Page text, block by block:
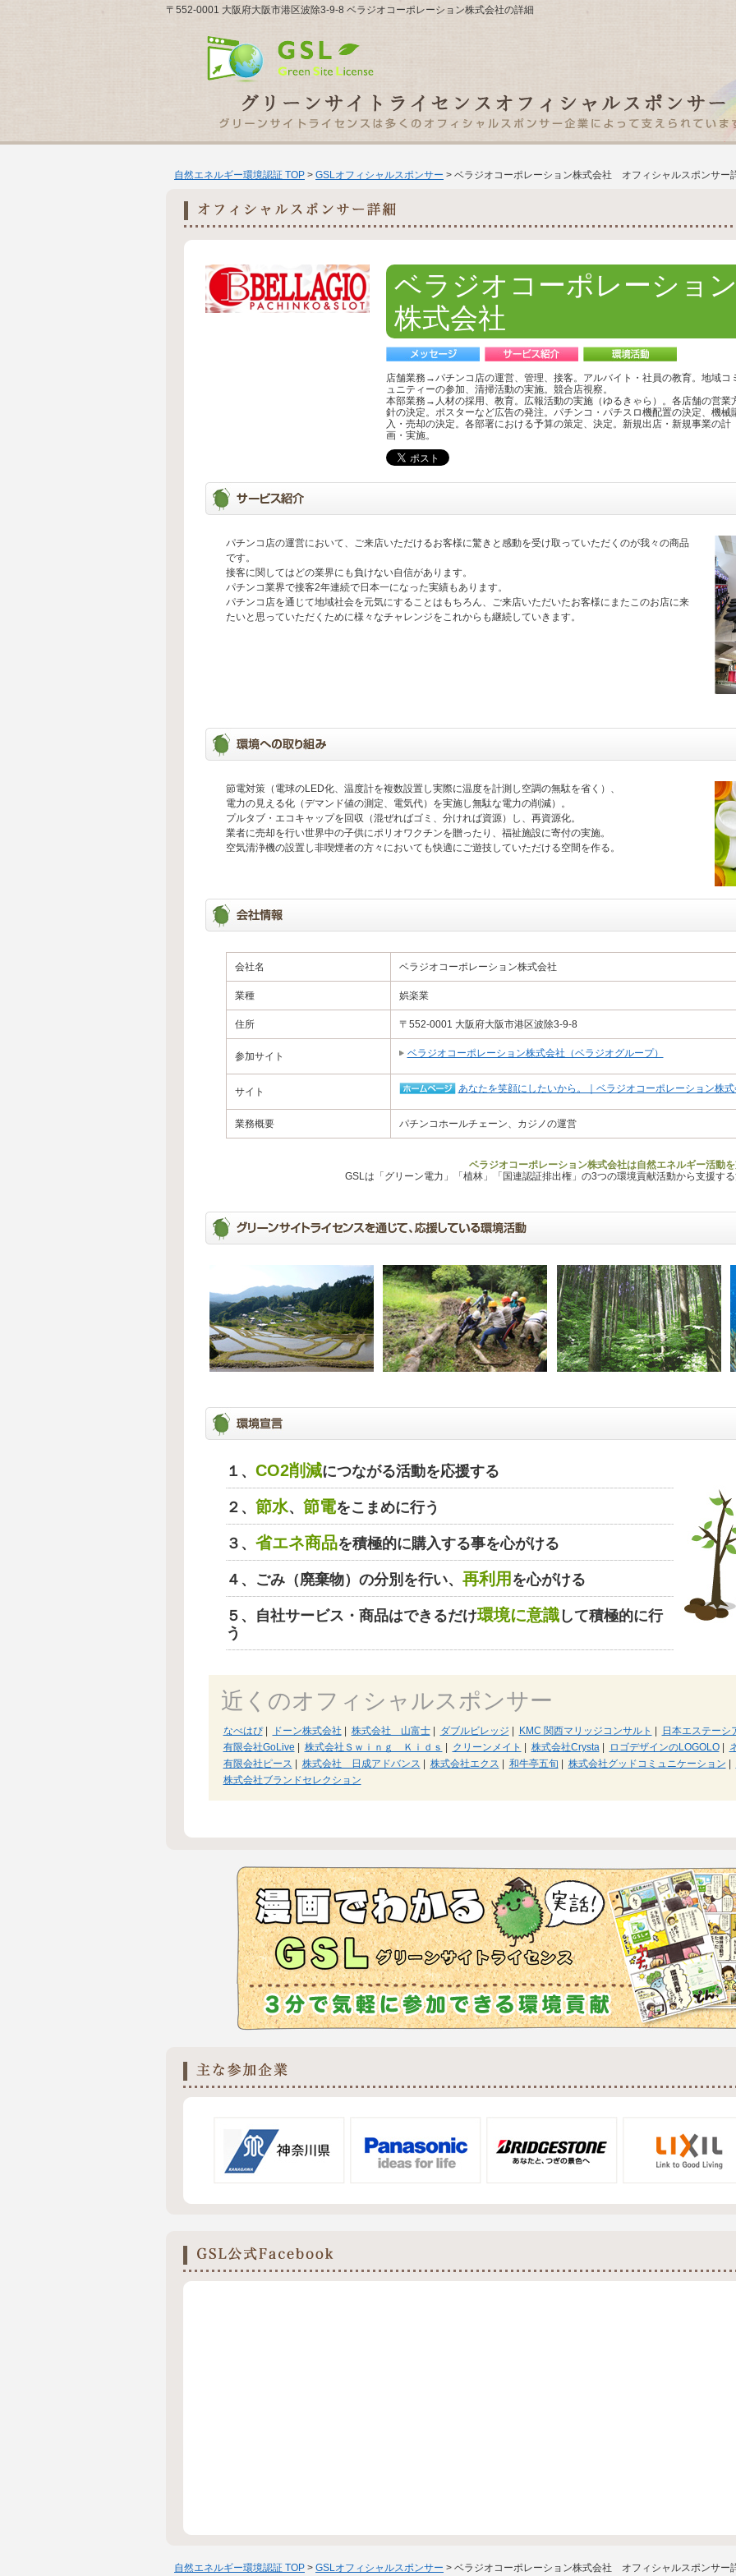
〒552-0001 大阪府大阪市港区波除3-9-8 ベラジオコーポレーション株式会社の詳細
自然エネルギー環境認証 TOP > GSLオフィシャルスポンサー > ベラジオコーポレーション株式会社 オフィシャルスポンサー
ベラジオコーポレーショ
株式会社
店舗業務→パチンコ店の運営、管理、接客。アルバイト・社員の教育。地域コ
ュニティーの参加、清掃活動の実施。競合店視察。
本部業務→人材の採用、教育。広報活動の実施（ゆるきゃら）。各店舗の営業
針の決定。ポスターなど広告の発注。パチンコ・パチスロ機配置の決定、機械
入・売却の決定。各部署における予算の策定、決定。新規出店・新規事業の計
画・実施。
パチンコ店の運営において、ご来店いただけるお客様に驚きと感動を受け取っていただくのが我々の商品
です。
接客に関してはどの業界にも負けない自信があります。
パチンコ業界で接客2年連続で日本一になった実績もあります。
パチンコ店を通じて地域社会を元気にすることはもちろん、ご来店いただいたお客様にまたこのお店に来
たいと思っていただくために様々なチャレンジをこれからも継続していきます。
節電対策（電球のLED化、温度計を複数設置し実際に温度を計測し空調の無駄を省く）、
電力の見える化（デマンド値の測定、電気代）を実施し無駄な電力の削減）。
プルタブ・エコキャップを回収（混ぜればゴミ、分ければ資源）し、再資源化。
業者に売却を行い世界中の子供にポリオワクチンを贈ったり、福祉施設に寄付の実施。
空気清浄機の設置し非喫煙者の方々においても快適にご遊技していただける空間を作る。
会社名 ベラジオコーポレーション株式会社
業種 娯楽業
住所 〒552-0001 大阪府大阪市港区波除3-9-8
参加サイト ベラジオコーポレーション株式会社（ベラジオグループ）
サイト あなたを笑顔にしたいから。｜ベラジオコーポレーション株式
業務概要 パチンコホールチェーン、カジノの運営
ベラジオコーポレーション株式会社は自然エネルギー活動
GSLは「グリーン電力」「植林」「国連認証排出権」の3つの環境貢献活動から支援す
１、 CO2削減につながる活動を応援する
２、 節水、 節電をこまめに行う
３、 省エネ商品を積極的に購入する事を心がける
４、ごみ（廃棄物）の分別を行い、 再利用 を心がける
５、自社サービス・商品はできるだけ環境に意識して積極的に行
う
近くのオフィシャルスポンサー
なべはぴ| ドーン株式会社 | 株式会社 山富士| ダブルビレッジ | KMC 関西マリッジコンサルト |
日本エステーシ
有限会社GoLive | 株式会社Ｓｗｉｎｇ Ｋｉｄｓ | クリーンメイト | 株式会社Crysta| ロゴデザインのLOGOLO|
有限会社ピース | 株式会社 日成アドバンス | 株式会社エクス | 和牛亭五旬 | 株式会社グッドコミュニケーション |
株式会社ブランドセレクション
自然エネルギー環境認証 TOP > GSLオフィシャルスポンサー > ベラジオコーポレーション株式会社 オフィシャルスポンサー